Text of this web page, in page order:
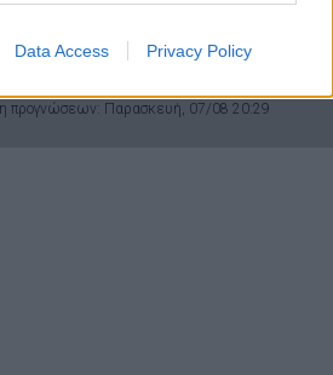
Data Access Privacy Policy
προγνώσεων: Παρασκευή, 07/08 20:29